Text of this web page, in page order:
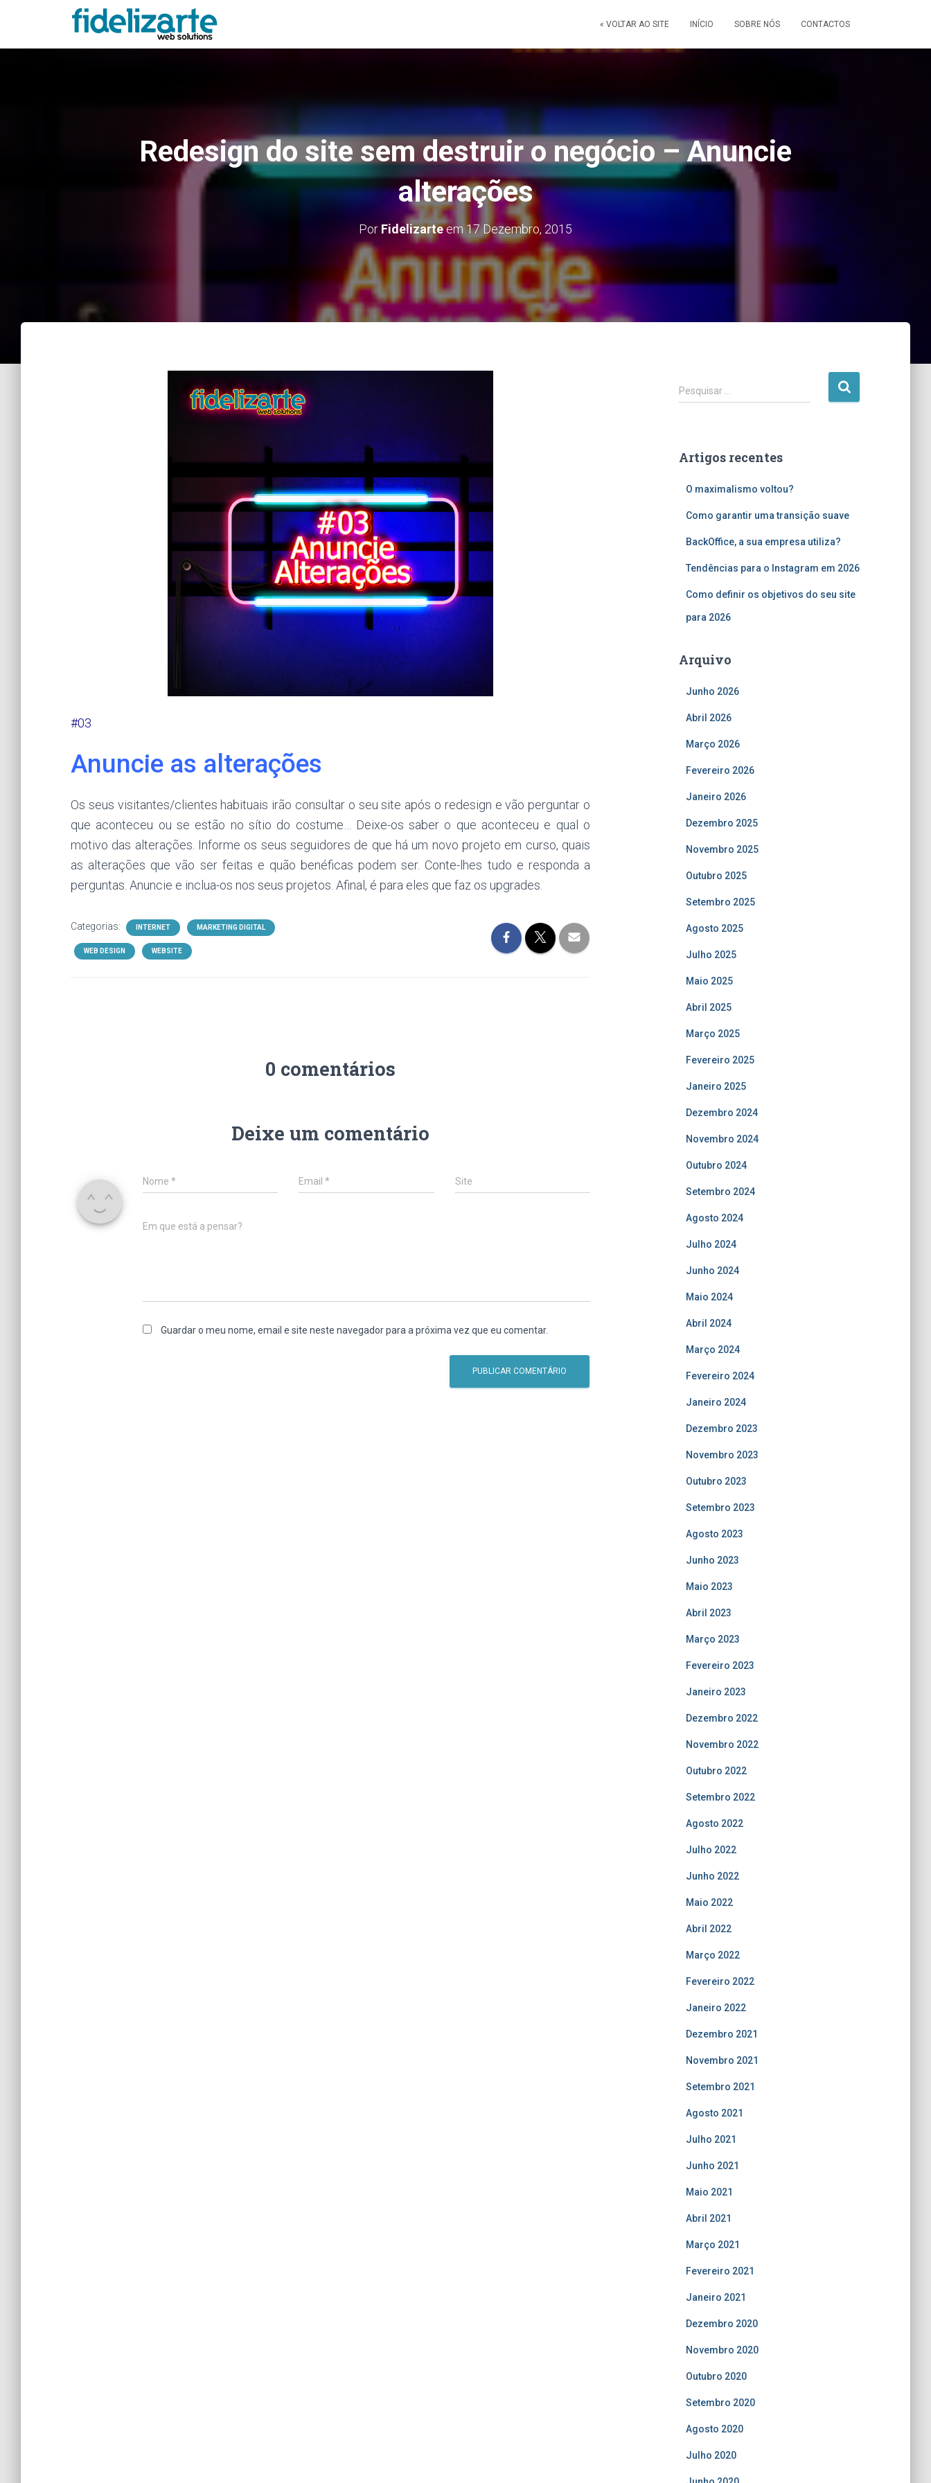
« VOLTAR AO SITE INÍCIO SOBRE NÓS CONTACTOS
Redesign do site sem destruir o negócio – Anuncie
alterações
Por Fidelizarteem17 Dezembro, 2015
#03
Anuncie as alterações
Os seus visitantes/clientes habituais irão consultar o seu site após o redesign e vão perguntar o
que aconteceu ou se estão no sítio do costume… Deixe-os saber o que aconteceu e qual o
motivo das alterações. Informe os seus seguidores de que há um novo projeto em curso, quais
as alterações que vão ser feitas e quão benéficas podem ser. Conte-lhes tudo e responda a
perguntas. Anuncie e inclua-os nos seus projetos. Afinal, é para eles que faz os upgrades.
Categorias: INTERNET MARKETING DIGITAL
WEB DESIGN WEBSITE
0 comentários
Deixe um comentário
Nome * Email* Site
Em que está a pensar?
Guardar o meu nome, email e site neste navegador para a próxima vez que eu comentar.
P
e
i
Pesquisar …
Artigos recentes
O maximalismo voltou?
Como garantir uma transição suave
BackOffice, a sua empresa utiliza?
Tendências para o Instagram em 2026
Como definir os objetivos do seu site
para 2026
Arquivo
Junho 2026
Abril 2026
Março 2026
Fevereiro 2026
Janeiro 2026
Dezembro 2025
Novembro 2025
Outubro 2025
Setembro 2025
Agosto 2025
Julho 2025
Maio 2025
Abril 2025
Março 2025
Fevereiro 2025
Janeiro 2025
Dezembro 2024
Novembro 2024
Outubro 2024
Setembro 2024
Agosto 2024
Julho 2024
Junho 2024
Maio 2024
Abril 2024
Março 2024
Fevereiro 2024
Janeiro 2024
Dezembro 2023
Novembro 2023
Outubro 2023
Setembro 2023
Agosto 2023
Junho 2023
Maio 2023
Abril 2023
Março 2023
Fevereiro 2023
Janeiro 2023
Dezembro 2022
Novembro 2022
Outubro 2022
Setembro 2022
Agosto 2022
Julho 2022
Junho 2022
Maio 2022
Abril 2022
Março 2022
Fevereiro 2022
Janeiro 2022
Dezembro 2021
Novembro 2021
Setembro 2021
Agosto 2021
Julho 2021
Junho 2021
Maio 2021
Abril 2021
Março 2021
Fevereiro 2021
Janeiro 2021
Dezembro 2020
Novembro 2020
Outubro 2020
Setembro 2020
Agosto 2020
Julho 2020